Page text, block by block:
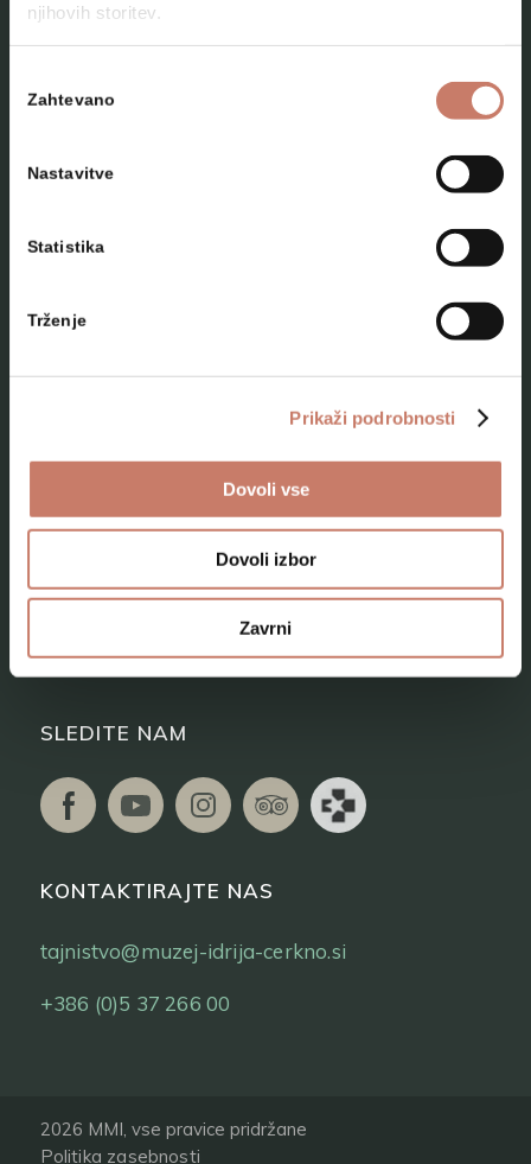
njihovih storitev.
soglasja
Zahtevano
Nastavitve
Statistika
Trženje
Prikaži podrobnosti
Dovoli vse
Dovoli izbor
Zavrni
Kam na izlet
Programi za skupine odraslih
Kje smo
SLEDITE NAM
KONTAKTIRAJTE NAS
tajnistvo@muzej-idrija-cerkno.si
+386 (0)5 37 266 00
2026 MMI, vse pravice pridržane
Politika zasebnosti